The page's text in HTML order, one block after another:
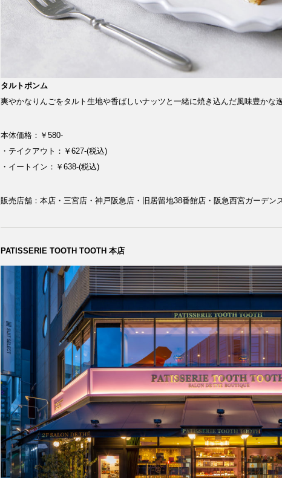
MESSAGE
BRAND/SHOP
DOMAIN
RECRUIT
NEWS
CLOSE
タルトポンム
爽やかなりんごをタルト生地や香ばしいナッツと一緒に焼き込んだ風味豊かな逸
本体価格：￥580-
・テイクアウト：￥627-(税込)
・イートイン：￥638-(税込)
販売店舗：本店・三宮店・神戸阪急店・旧居留地38番館店・阪急西宮ガーデン
PATISSERIE TOOTH TOOTH 本店